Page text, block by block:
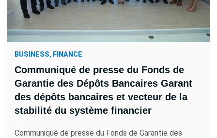
BUSINESS, FINANCE
Communiqué de presse du Fonds de
Garantie des Dépôts Bancaires Garant
des dépôts bancaires et vecteur de la
stabilité du système financier
Communiqué de presse du Fonds de Garantie des